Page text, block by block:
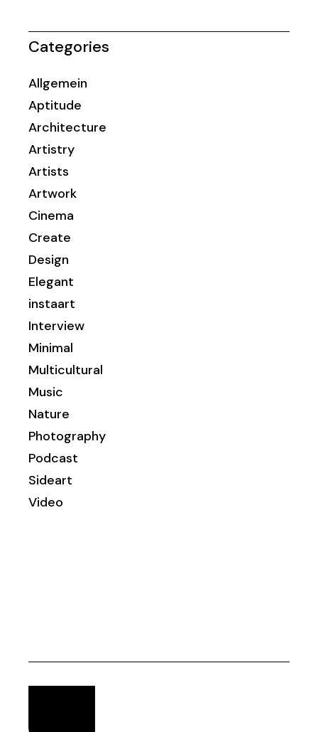
Categories
Allgemein
Aptitude
Architecture
Artistry
Artists
Artwork
Cinema
Create
Design
Elegant
instaart
Interview
Minimal
Multicultural
Music
Nature
Photography
Podcast
Sideart
Video